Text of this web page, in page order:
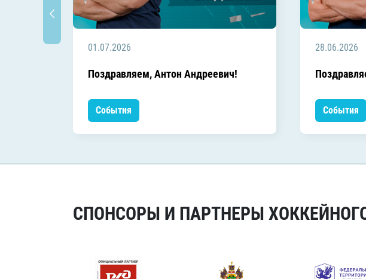
01.07.2026
Поздравляем, Антон Андреевич!
События
28.06.2026
События
СПОНСОРЫ И ПАРТНЕРЫ